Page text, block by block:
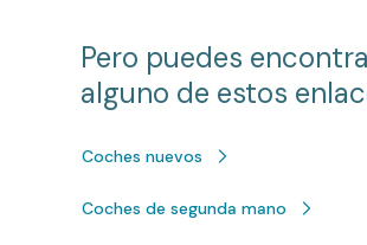
Pero puedes
alguno de estos
Coches nuevos
Coches de segunda mano